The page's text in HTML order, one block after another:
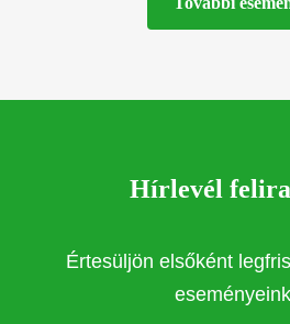
Hírlevél
Értesüljön elsőként